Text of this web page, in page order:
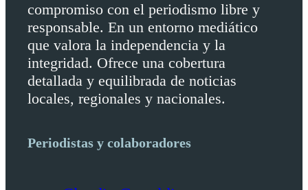
compromiso con el periodismo libre y
responsable. En un entorno mediático
que valora la independencia y la
integridad. Ofrece una cobertura
detallada y equilibrada de noticias
locales, regionales y nacionales.
Periodistas y colaboradores